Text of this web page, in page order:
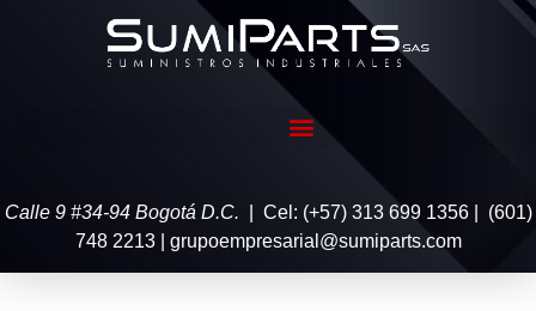
Calle 9 #34-94 Bogotá D.C. | Cel: (+57) 313 699 1356 | (601)
748 2213 | grupoempresarial@sumiparts.com